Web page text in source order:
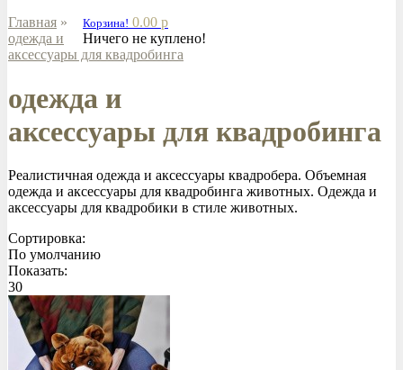
Корзина! 0.00 р
Ничего не куплено!
Главная »
одежда и
аксессуары для квадробинга
одежда и
аксессуары для квадробинга
Реалистичная одежда и аксессуары квадробера. Объемная
одежда и аксессуары для квадробинга животных. Одежда и
аксессуары для квадробики в стиле животных.
Сортировка:
По умолчанию
Показать:
30